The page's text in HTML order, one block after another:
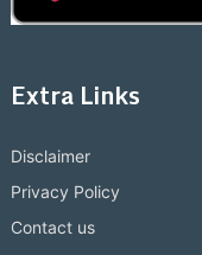
Extra Links
Disclaimer
Privacy Policy
Contact us